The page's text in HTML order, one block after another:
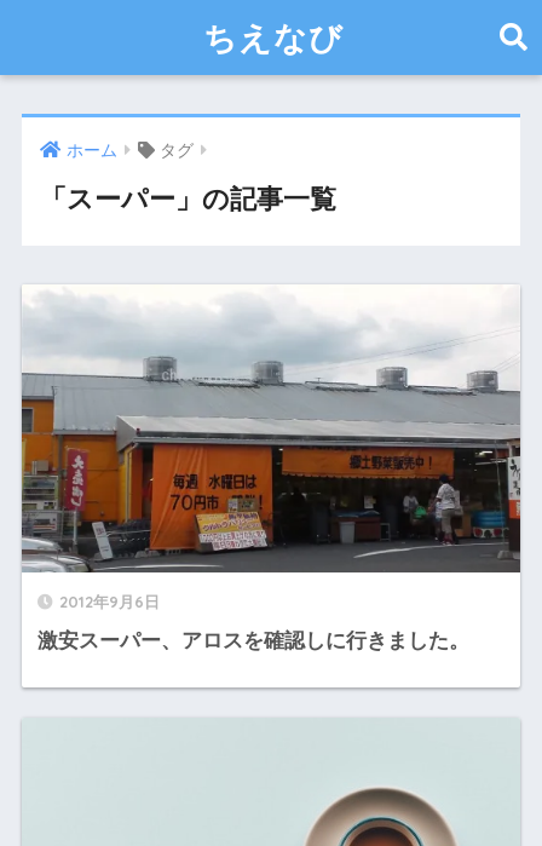
ちえなび
ホーム タグ
「スーパー」の記事一覧
2012年9月6日
激安スーパー、アロスを確認しに行きました。